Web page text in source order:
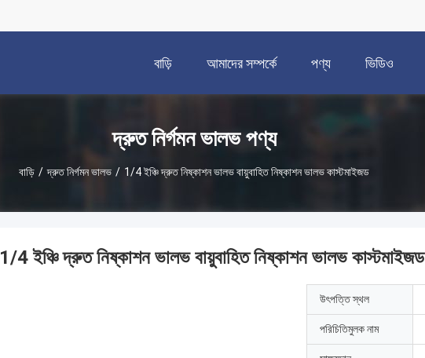
বাড়ি আমাদের সম্পর্কে পণ্য ভিডিও
দ্রুত নির্গমন ভালভ পণ্য
বাড়ি / দ্রুত নির্গমন ভালভ / 1/4 ইঞ্চি দ্রুত নিষ্কাশন ভালভ বায়ুবাহিত নিষ্কাশন ভালভ কাস্টমাইজড
1/4 ইঞ্চি দ্রুত নিষ্কাশন ভালভ বায়ুবাহিত নিষ্কাশন ভালভ কাস্টমাইজড
উৎপত্তি স্থল
পরিচিতিমুলক নাম